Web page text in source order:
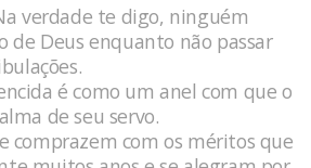
verdade te digo, ninguém
de Deus enquanto não passar
é como um anel com que o
de seu servo.
comprazem com os méritos que